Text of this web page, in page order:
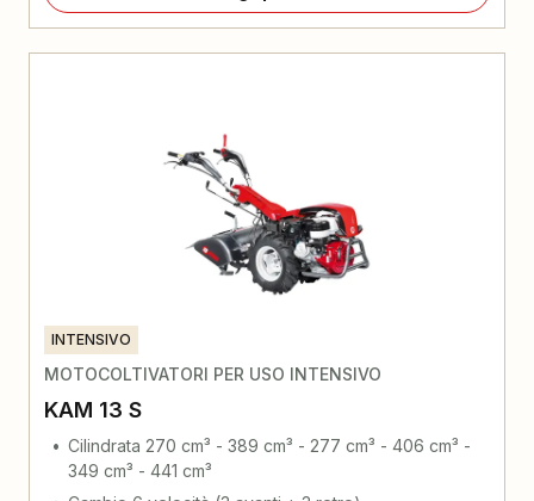
INTENSIVO
MOTOCOLTIVATORI PER USO INTENSIVO
KAM 13 S
Cilindrata 270 cm³ - 389 cm³ - 277 cm³ - 406 cm³ -
349 cm³ - 441 cm³